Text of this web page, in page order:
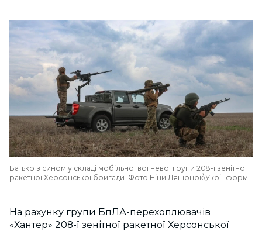
Батько з сином у складі мобільної вогневої групи 208-ї зенітної
ракетної Херсонської бригади. Фото Ніни Ляшонок\Укрінформ
На рахунку групи БпЛА-перехоплювачів
«Хантер» 208-ї зенітної ракетної Херсонської